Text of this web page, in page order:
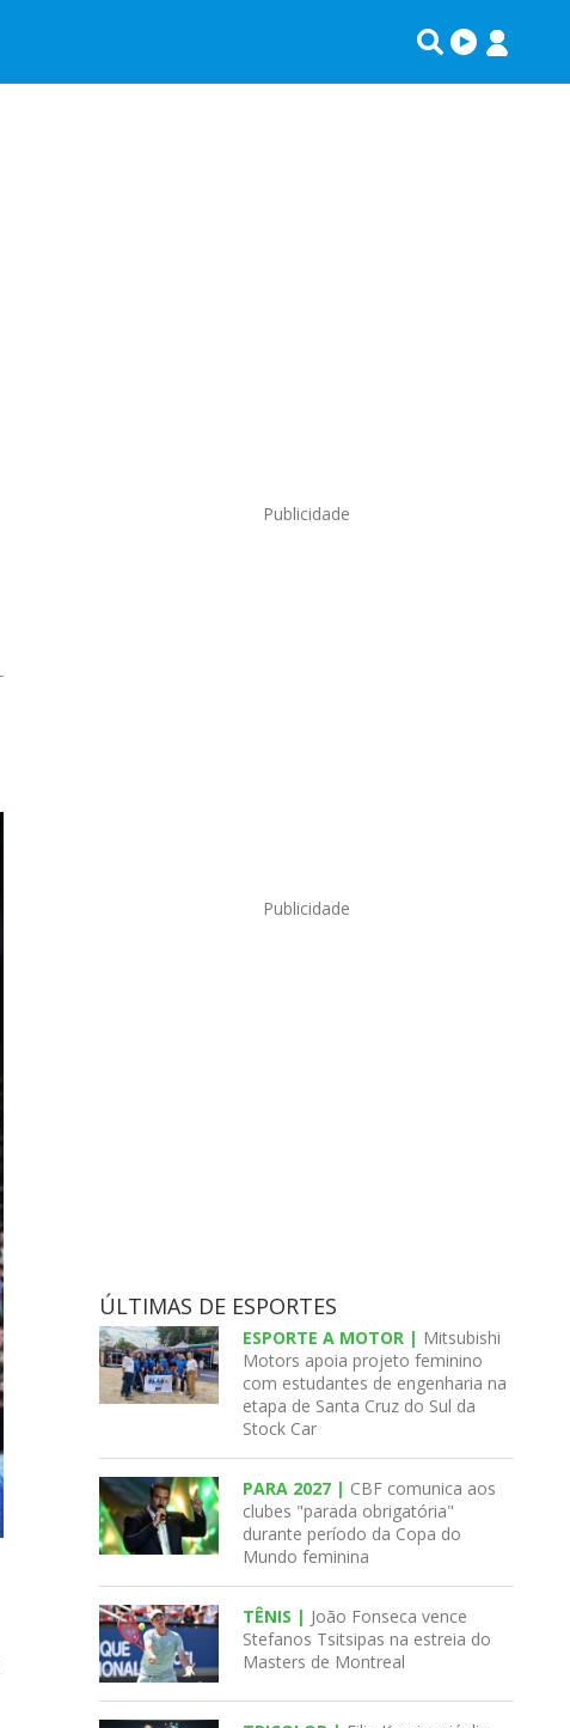
Publicidade
Publicidade
ÚLTIMAS DE ESPORTES
ESPORTE A MOTOR | Mitsubishi
Motors apoia projeto feminino
com estudantes de engenharia na
etapa de Santa Cruz do Sul da
Stock Car
PARA 2027 | CBF comunica aos
clubes "parada obrigatória"
durante período da Copa do
Mundo feminina
TÊNIS | João Fonseca vence
Stefanos Tsitsipas na estreia do
Masters de Montreal